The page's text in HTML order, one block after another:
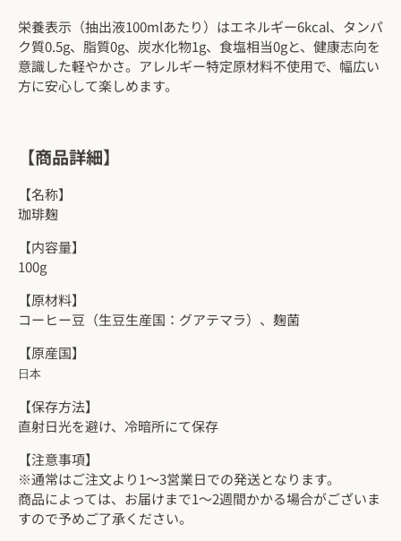
栄養表示（抽出液100mlあたり）はエネルギー6kcal、タンパ
ク質0.5g、脂質0g、炭水化物1g、食塩相当0gと、健康志向を
意識した軽やかさ。アレルギー特定原材料不使用で、幅広い
方に安心して楽しめます。
【商品詳細】
【名称】
珈琲麹
【内容量】
100g
【原材料】
コーヒー豆（生豆生産国：グアテマラ）、麹菌
【原産国】
日本
【保存方法】
直射日光を避け、冷暗所にて保存
【注意事項】
※通常はご注文より1～3営業日での発送となります。
商品によっては、お届けまで1～2週間かかる場合がございま
すので予めご了承ください。